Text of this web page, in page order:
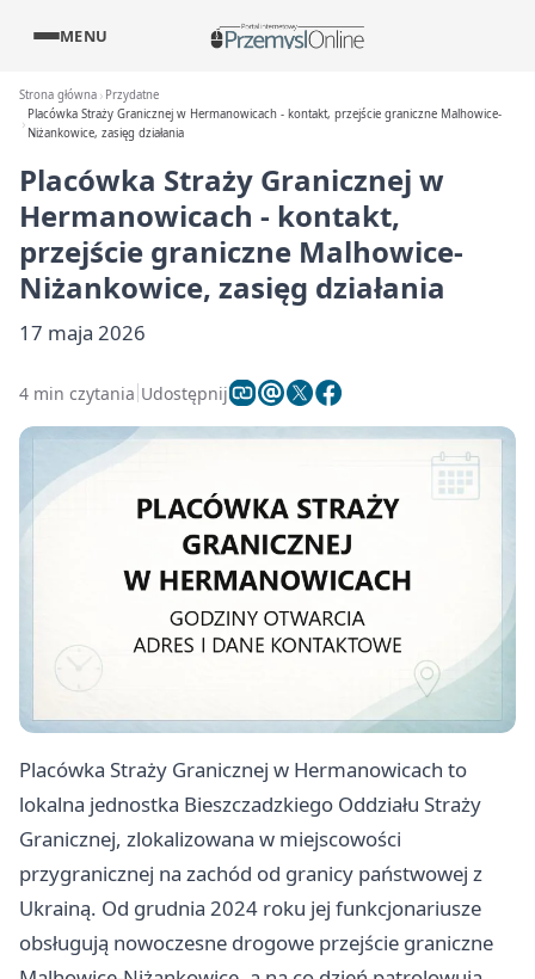
MENU
Strona główna
Przydatne
Placówka Straży Granicznej w Hermanowicach - kontakt, przejście graniczne Malhowice-
Niżankowice, zasięg działania
Placówka Straży Granicznej w
Hermanowicach - kontakt,
przejście graniczne Malhowice-
Niżankowice, zasięg działania
17 maja 2026
4 min czytania Udostępnij
Placówka Straży Granicznej w Hermanowicach to
lokalna jednostka Bieszczadzkiego Oddziału Straży
Granicznej, zlokalizowana w miejscowości
przygranicznej na zachód od granicy państwowej z
Ukrainą. Od grudnia 2024 roku jej funkcjonariusze
obsługują nowoczesne drogowe przejście graniczne